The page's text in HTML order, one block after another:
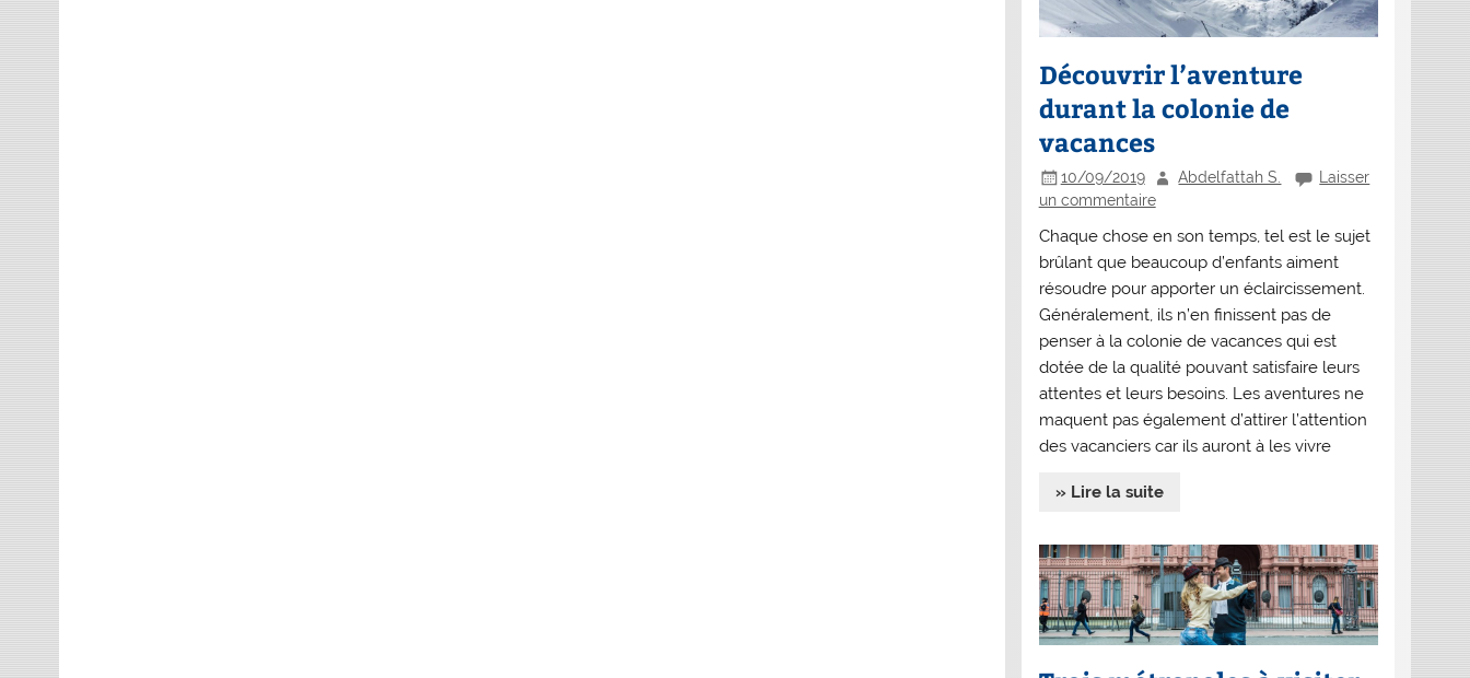
Découvrir l’aventure
durant la colonie de
vacances
10/09/2019 Abdelfattah S.
Laisser
un commentaire
Chaque chose en son temps, tel est le sujet
brûlant que beaucoup d’enfants aiment
résoudre pour apporter un éclaircissement.
Généralement, ils n’en finissent pas de
penser à la colonie de vacances qui est
dotée de la qualité pouvant satisfaire leurs
attentes et leurs besoins. Les aventures ne
maquent pas également d’attirer l’attention
des vacanciers car ils auront à les vivre
» Lire la suite